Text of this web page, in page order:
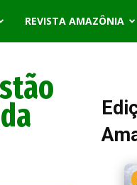
REVISTA AMAZÔNIA